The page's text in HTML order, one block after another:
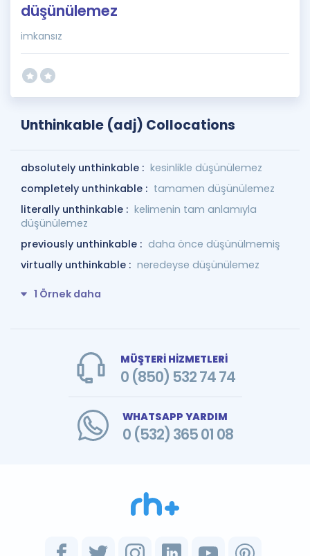
düşünülemez
imkansız
Unthinkable (adj) Collocations
absolutely unthinkable : kesinlikle düşünülemez
completely unthinkable : tamamen düşünülemez
literally unthinkable : kelimenin tam anlamıyla
düşünülemez
previously unthinkable : daha önce düşünülmemiş
virtually unthinkable : neredeyse düşünülemez
1 Örnek daha
MÜŞTERİ HİZMETLERİ
0 (850) 532 74 74
WHATSAPP YARDIM
0 (532) 365 01 08